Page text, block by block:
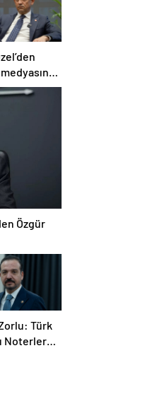
sitemi
Özgür
Türk
Noterler